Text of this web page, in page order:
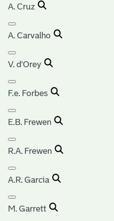
A. Cruz
A. Carvalho
V. d'Orey
F.e. Forbes
E.B. Frewen
R.A. Frewen
A.R. Garcia
M. Garrett